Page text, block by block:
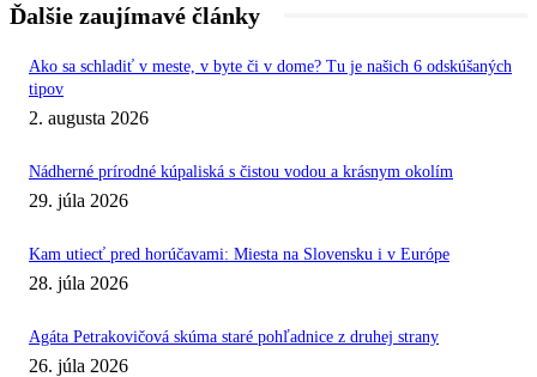
Ďalšie zaujímavé články
Ako sa schladiť v meste, v byte či v dome? Tu je našich 6 odskúšaných
tipov
2. augusta 2026
Nádherné prírodné kúpaliská s čistou vodou a krásnym okolím
29. júla 2026
Kam utiecť pred horúčavami: Miesta na Slovensku i v Európe
28. júla 2026
Agáta Petrakovičová skúma staré pohľadnice z druhej strany
26. júla 2026